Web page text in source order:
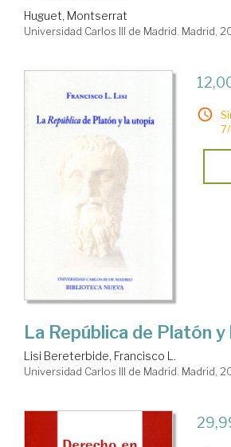
Huguet, Montserrat
Universidad Carlos III de Madrid. Madrid,
La República de Platón
Lisi Bereterbide, Francisco L.
Universidad Carlos III de Madrid. Madrid,